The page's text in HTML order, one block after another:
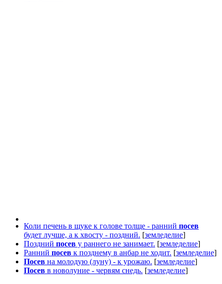
Коли печень в щуке к голове толще - ранний посев
будет лучше, а к хвосту - поздний. [земледелие]
Поздний посев у раннего не занимает. [земледелие]
Ранний посев к позднему в анбар не ходит. [земледелие]
Посев на молодую (луну) - к урожаю. [земледелие]
Посев в новолуние - червям снедь. [земледелие]